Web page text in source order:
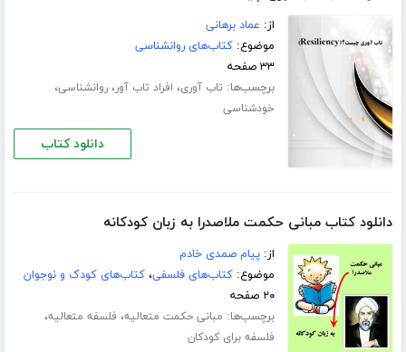
از: عماد برهانی
موضوع:کتاب‌های روانشناسی
۳۳ صفحه
برچسب‌ها: تاب آوری، افراد تاب آور،روانشناسی،
خودشناسی
دانلود کتاب
دانلود کتاب مبانی حکمت ملاصدرا به زبان کودکانه
از:پیام صمدی خادم
موضوع:کتاب‌های فلسفی،کتاب‌های کودک و نوجوان
۲۰ صفحه
برچسب‌ها: مبانی حکمت متعالیه، فلسفه متعالیه،
فلسفه برای کودکان